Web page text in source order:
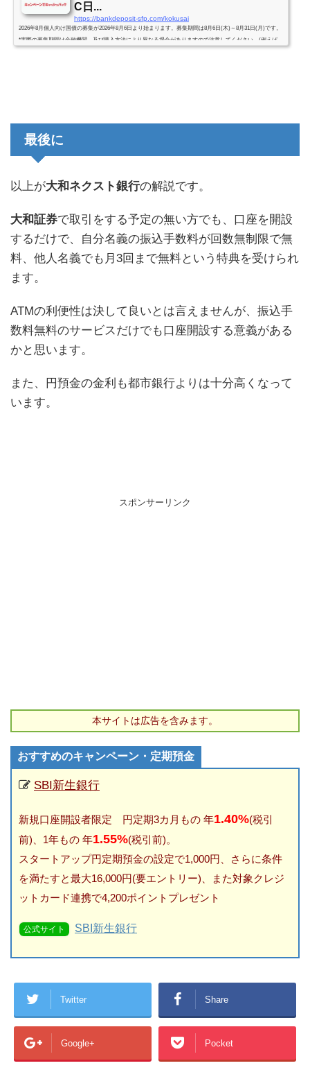
C日...
https://bankdeposit-sfp.com/kokusai
2026年8月個人向け国債の募集が2026年8月6日より始まります。募集期間は8月6日(木)～8月31日(月)です。
*実際の募集期間は金融機関、及び購入方法により異なる場合がありますので注意してください。(例えば、
最後に
以上が大和ネクスト銀行の解説です。
大和証券で取引をする予定の無い方でも、口座を開設
するだけで、自分名義の振込手数料が回数無制限で無
料、他人名義でも月3回まで無料という特典を受けられ
ます。
ATMの利便性は決して良いとは言えませんが、振込手
数料無料のサービスだけでも口座開設する意義がある
かと思います。
また、円預金の金利も都市銀行よりは十分高くなって
います。
スポンサーリンク
本サイトは広告を含みます。
おすすめのキャンペーン・定期預金
SBI新生銀行
新規口座開設者限定 円定期3カ月もの 年1.40%(税引
前)、1年もの 年1.55%(税引前)。
スタートアップ円定期預金の設定で1,000円、さらに条件
を満たすと最大16,000円(要エントリー)、また対象クレジ
ットカード連携で4,200ポイントプレゼント
公式サイト SBI新生銀行
Twitter Share
Google+ Pocket